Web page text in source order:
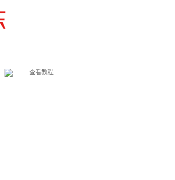
查看教程